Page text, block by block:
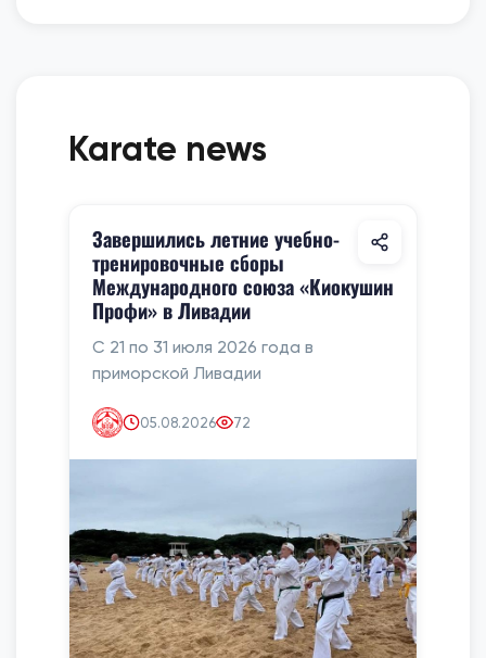
Karate news
Завершились летние учебно-
тренировочные сборы
Международного союза «Киокушин
Профи» в Ливадии
С 21 по 31 июля 2026 года в
приморской Ливадии
05.08.2026 72